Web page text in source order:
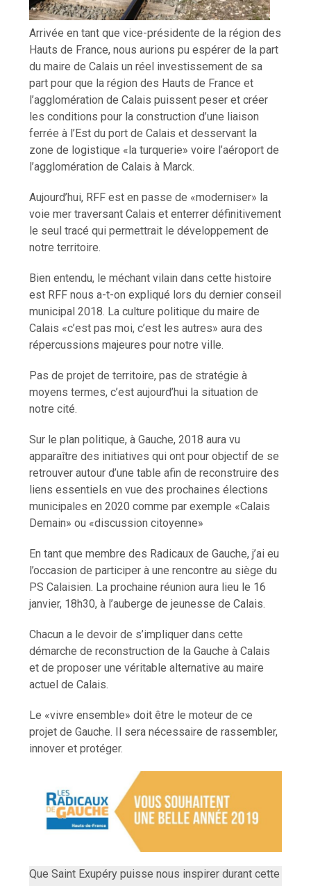
Arrivée en tant que vice-présidente de la région des
Hauts de France, nous aurions pu espérer de la part
du maire de Calais un réel investissement de sa
part pour que la région des Hauts de France et
l’agglomération de Calais puissent peser et créer
les conditions pour la construction d’une liaison
ferrée à l’Est du port de Calais et desservant la
zone de logistique «la turquerie» voire l’aéroport de
l’agglomération de Calais à Marck.
Aujourd’hui, RFF est en passe de «moderniser» la
voie mer traversant Calais et enterrer définitivement
le seul tracé qui permettrait le développement de
notre territoire.
Bien entendu, le méchant vilain dans cette histoire
est RFF nous a-t-on expliqué lors du dernier conseil
municipal 2018. La culture politique du maire de
Calais «c’est pas moi, c’est les autres» aura des
répercussions majeures pour notre ville.
Pas de projet de territoire, pas de stratégie à
moyens termes, c’est aujourd’hui la situation de
notre cité.
Sur le plan politique, à Gauche, 2018 aura vu
apparaître des initiatives qui ont pour objectif de se
retrouver autour d’une table afin de reconstruire des
liens essentiels en vue des prochaines élections
municipales en 2020 comme par exemple «Calais
Demain» ou «discussion citoyenne»
En tant que membre des Radicaux de Gauche, j’ai eu
l’occasion de participer à une rencontre au siège du
PS Calaisien. La prochaine réunion aura lieu le 16
janvier, 18h30, à l’auberge de jeunesse de Calais.
Chacun a le devoir de s’impliquer dans cette
démarche de reconstruction de la Gauche à Calais
et de proposer une véritable alternative au maire
actuel de Calais.
Le «vivre ensemble» doit être le moteur de ce
projet de Gauche. Il sera nécessaire de rassembler,
innover et protéger.
Que Saint Exupéry puisse nous inspirer durant cette